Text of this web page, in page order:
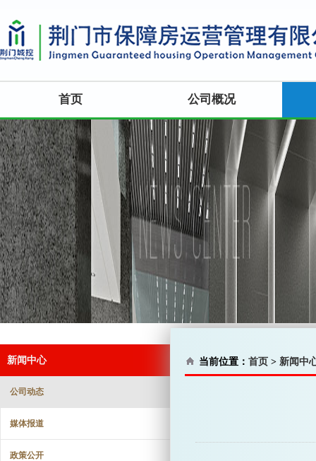
首页 公司概况
新闻中心
公司动态
媒体报道
政策公开
当前位置： 首页 > 新闻中